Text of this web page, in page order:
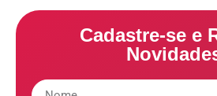
Cadastre-se e